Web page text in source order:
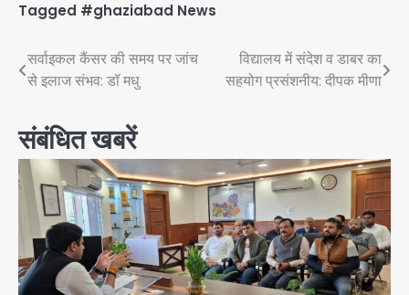
Tagged #ghaziabad News
Post
navigation
सर्वाइकल कैंसर की समय पर जांच
से इलाज संभव: डॉ मधु
विद्यालय में संदेश व डाबर का
सहयोग प्रसंशनीय: दीपक मीणा
संबंधित खबरें